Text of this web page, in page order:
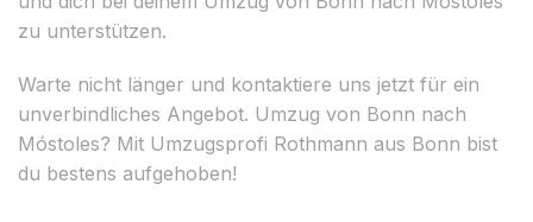
zu unterstützen.
Warte nicht länger und kontaktiere uns jetzt für ein
unverbindliches Angebot. Umzug von Bonn nach
Móstoles? Mit Umzugsprofi Rothmann aus Bonn bist
du bestens aufgehoben!